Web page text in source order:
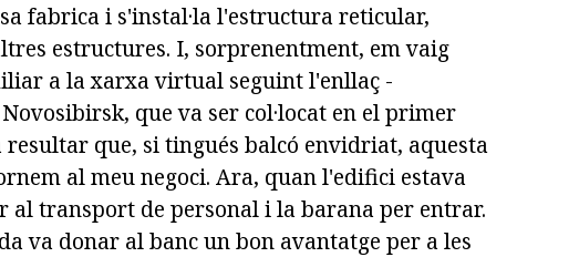
fabrica i s'instal·la l'estructura reticular,
estructures. I, sorprenentment, em vaig
a la xarxa virtual seguint l'enllaç -
que va ser col·locat en el primer
que, si tingués balcó envidriat, aquesta
al meu negoci. Ara, quan l'edifici estava
al transport de personal i la barana per entrar.
va donar al banc un bon avantatge per a les